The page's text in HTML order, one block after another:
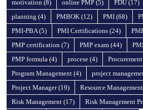
motivation (8) online PMP(5) PDU(17)
planning (4) PMBOK(12) PMI(68)
PMI-PBA(5) PMI Certifications(24)
PMP certification (7) PMP exam(44)
PMP formula (4) procese(4)
Program Management(4) project
Project Manager(19) Resource Management
Risk Management(17) Risk Management